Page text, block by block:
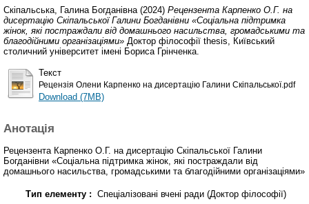
Скіпальська, Галина Богданівна (2024) Рецензента Карпенко О.Г. на
дисертацію Скіпальської Галини Богданівни «Соціальна підтримка
жінок, які постраждали від домашнього насильства, громадськими та
благодійними організаціями» Доктор філософії thesis, Київський
столичний університет імені Бориса Грінченка.
Текст
Рецензія Олени Карпенко на дисертацію Галини Скіпальської.pdf
Download (7MB)
Анотація
Рецензента Карпенко О.Г. на дисертацію Скіпальської Галини
Богданівни «Соціальна підтримка жінок, які постраждали від
домашнього насильства, громадськими та благодійними організаціями»
Тип елементу : Спеціалізовані вчені ради (Доктор філософії)